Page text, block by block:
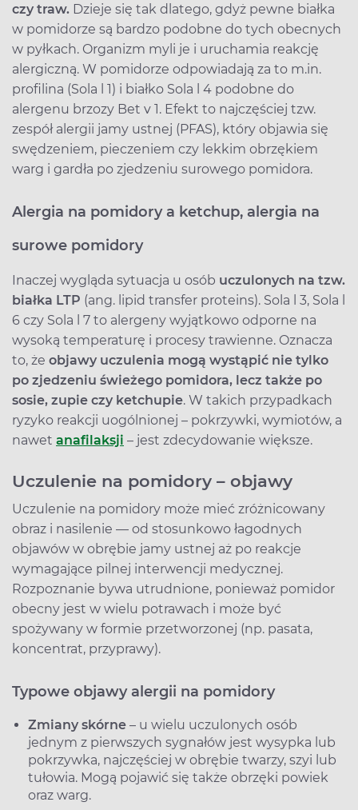
czy traw. Dzieje się tak dlatego, gdyż pewne białka
w pomidorze są bardzo podobne do tych obecnych
w pyłkach. Organizm myli je i uruchamia reakcję
alergiczną. W pomidorze odpowiadają za to m.in.
profilina (Sola l 1) i białko Sola l 4 podobne do
alergenu brzozy Bet v 1. Efekt to najczęściej tzw.
zespół alergii jamy ustnej (PFAS), który objawia się
swędzeniem, pieczeniem czy lekkim obrzękiem
warg i gardła po zjedzeniu surowego pomidora.
Alergia na pomidory a ketchup, alergia na
surowe pomidory
Inaczej wygląda sytuacja u osób uczulonych na tzw.
białka LTP (ang. lipid transfer proteins). Sola l 3, Sola l
6 czy Sola l 7 to alergeny wyjątkowo odporne na
wysoką temperaturę i procesy trawienne. Oznacza
to, że objawy uczulenia mogą wystąpić nie tylko
po zjedzeniu świeżego pomidora, lecz także po
sosie, zupie czy ketchupie. W takich przypadkach
ryzyko reakcji uogólnionej – pokrzywki, wymiotów, a
nawet anafilaksji – jest zdecydowanie większe.
Uczulenie na pomidory – objawy
Uczulenie na pomidory może mieć zróżnicowany
obraz i nasilenie — od stosunkowo łagodnych
objawów w obrębie jamy ustnej aż po reakcje
wymagające pilnej interwencji medycznej.
Rozpoznanie bywa utrudnione, ponieważ pomidor
obecny jest w wielu potrawach i może być
spożywany w formie przetworzonej (np. pasata,
koncentrat, przyprawy).
Typowe objawy alergii na pomidory
Zmiany skórne – u wielu uczulonych osób
jednym z pierwszych sygnałów jest wysypka lub
pokrzywka, najczęściej w obrębie twarzy, szyi lub
tułowia. Mogą pojawić się także obrzęki powiek
oraz warg.